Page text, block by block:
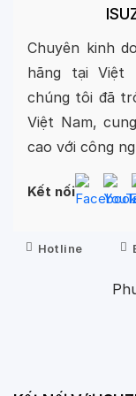
phụ tùng trên
Chế độ vận
Gia xe tai
thế mà chất
1t4 nữa là xe
105 mã lực.
Ngoài ra,
Chuyên kinh
hãng tại Việt
chúng tôi đã
Việt Nam,
cao với công
Kết nối
Hotline